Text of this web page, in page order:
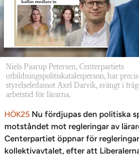
Niels Paarup Petersen, Centerpartiets
utbildningspolitiskatalesperson, har
styrelseledamot Axel Darvik, svängt i
arbetstid för lärarna.
HÖK25 Nu fördjupas den politiska
motståndet mot regleringar av
Centerpartiet öppnar för
kollektivavtalet, efter att